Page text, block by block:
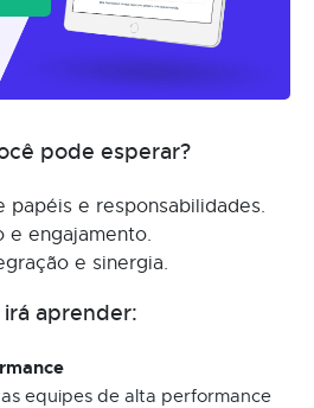
pode esperar?
papéis e responsabilidades.
e engajamento.
e sinergia.
aprender:
equipes de alta performance